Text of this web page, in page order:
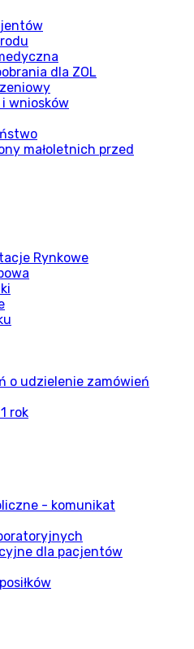
dla ZOL
i wniosków
małoletnich przed
Rynkowe
o udzielenie zamówień
rok
- komunikat
dla pacjentów